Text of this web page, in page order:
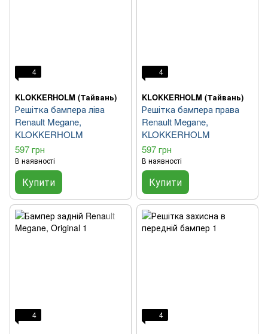
4
KLOKKERHOLM (Тайвань)
Решітка бампера ліва
Renault Megane,
KLOKKERHOLM
597 грн
В наявності
Купити
4
KLOKKERHOLM (Тайвань)
Решітка бампера права
Renault Megane,
KLOKKERHOLM
597 грн
В наявності
Купити
4 4